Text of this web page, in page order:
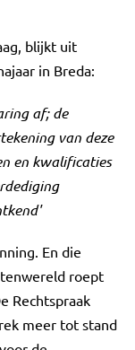
blijkt uit
in Breda:
af; de
van deze
en kwalificaties
En die
roept
Rechtspraak
meer tot stand